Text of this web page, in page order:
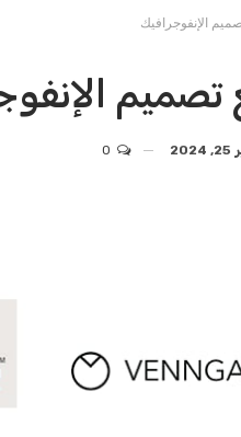
الإنفوجرافيك
تصميم